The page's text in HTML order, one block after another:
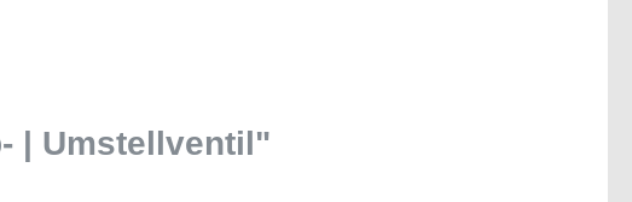
| Umstellventil"